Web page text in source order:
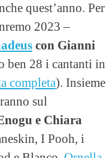
quest’anno. Per
2023 –
con Gianni
ben 28 i cantanti in
completa). Insieme
sul
e Chiara
I Pooh, i